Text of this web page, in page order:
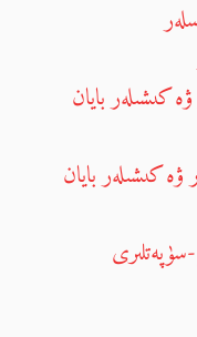
كىشىلەر بايان
كىشىلەر بايان